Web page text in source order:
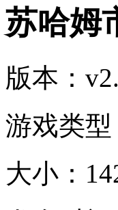
苏哈姆
版本：
游戏类型
大小：